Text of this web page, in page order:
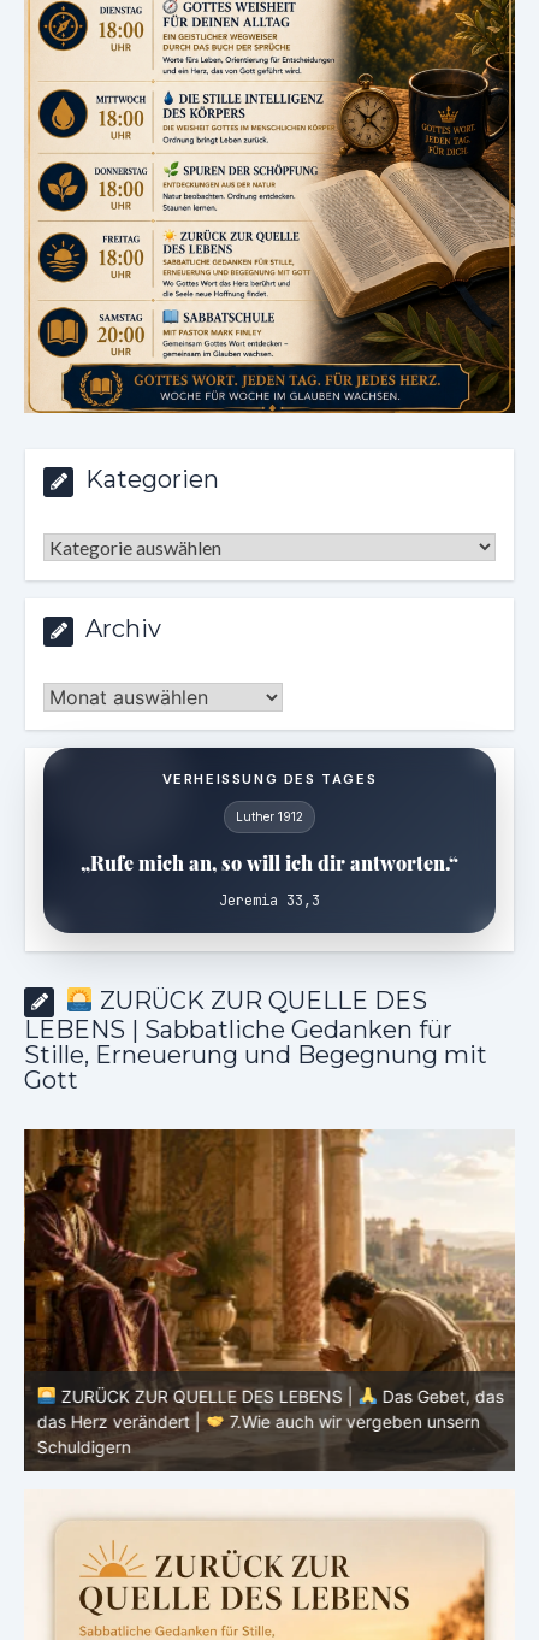
Kategorien
Kategorien
Archiv
Archiv
VERHEISSUNG DES TAGES
Luther 1912
„Rufe mich an, so will ich dir antworten.“
Jeremia 33,3
ZURÜCK ZUR QUELLE DES
LEBENS | Sabbatliche Gedanken für
Stille, Erneuerung und Begegnung mit
Gott
ZURÜCK ZUR QUELLE DES LEBENS |
Das Gebet, das
das Herz verändert |
7.Wie auch wir vergeben unsern
Schuldigern